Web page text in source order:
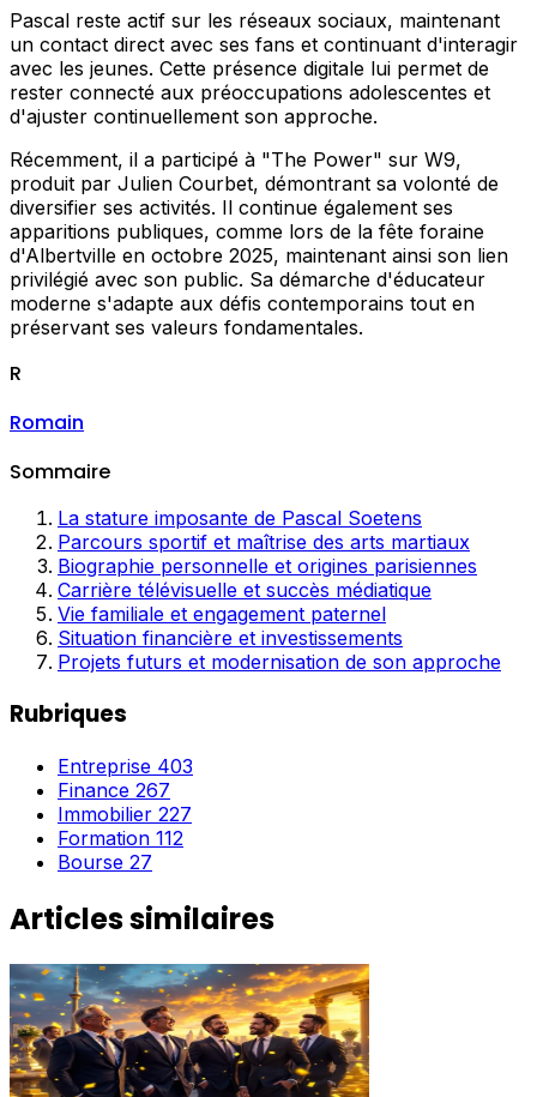
Pascal reste actif sur les réseaux sociaux, maintenant
un contact direct avec ses fans et continuant d'interagir
avec les jeunes. Cette présence digitale lui permet de
rester connecté aux préoccupations adolescentes et
d'ajuster continuellement son approche.
Récemment, il a participé à "The Power" sur W9,
produit par Julien Courbet, démontrant sa volonté de
diversifier ses activités. Il continue également ses
apparitions publiques, comme lors de la fête foraine
d'Albertville en octobre 2025, maintenant ainsi son lien
privilégié avec son public. Sa démarche d'éducateur
moderne s'adapte aux défis contemporains tout en
préservant ses valeurs fondamentales.
R
Romain
Sommaire
La stature imposante de Pascal Soetens
Parcours sportif et maîtrise des arts martiaux
Biographie personnelle et origines parisiennes
Carrière télévisuelle et succès médiatique
Vie familiale et engagement paternel
Situation financière et investissements
Projets futurs et modernisation de son approche
Rubriques
Entreprise 403
Finance 267
Immobilier 227
Formation 112
Bourse 27
Articles similaires